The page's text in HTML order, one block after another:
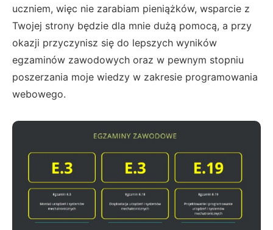
uczniem, więc nie zarabiam pieniążków, wsparcie z
Twojej strony będzie dla mnie dużą pomocą, a przy
okazji przyczynisz się do lepszych wyników
egzaminów zawodowych oraz w pewnym stopniu
poszerzania moje wiedzy w zakresie programowania
webowego.